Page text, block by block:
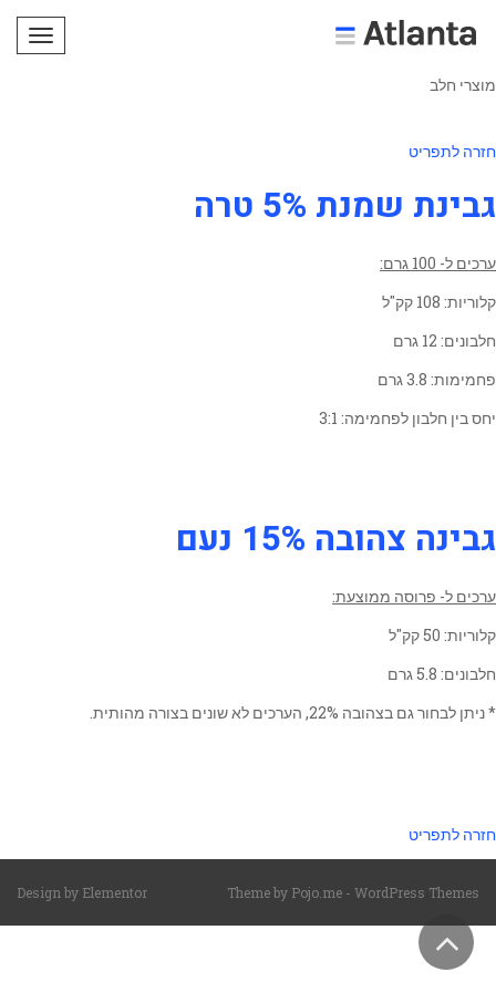
מוצרי חלב
חזרה לתפריט
גבינת שמנת 5% טרה
ערכים ל- 100 גרם:
קלוריות: 108 קק"ל
חלבונים: 12 גרם
פחמימות: 3.8 גרם
יחס בין חלבון לפחמימה: 3:1
גבינה צהובה 15% נעם
ערכים ל- פרוסה ממוצעת:
קלוריות: 50 קק"ל
חלבונים: 5.8 גרם
* ניתן לבחור גם בצהובה 22%, הערכים לא שונים בצורה מהותית.
חזרה לתפריט
Theme by Pojo.me - WordPress Themes
Design by Elementor
גלילה
לראש